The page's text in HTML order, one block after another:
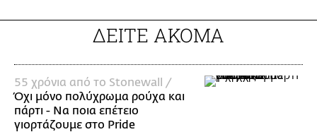
ΔΕΙΤΕ ΑΚΟΜΑ
55 χρόνια από το Stonewall /
Όχι μόνο πολύχρωμα ρούχα και
πάρτι - Να ποια επέτειο
γιορτάζουμε στο Pride